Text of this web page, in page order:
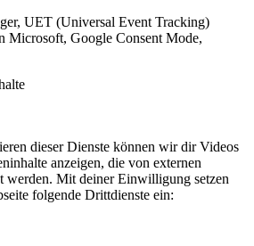
UET (Universal Event Tracking)
Microsoft, Google Consent Mode,
dieser Dienste können wir dir Videos
anzeigen, die von externen
werden. Mit deiner Einwilligung setzen
folgende Drittdienste ein: